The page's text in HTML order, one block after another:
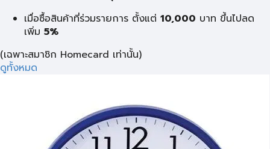
เมื่อซื้อสินค้าที่ร่วมรายการ ตั้งแต่ 10,000 บาท ขึ้นไปลด
เพิ่ม 5%
(เฉพาะสมาชิก Homecard เท่านั้น)
ดูทั้งหมด